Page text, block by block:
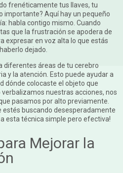
frenéticamente tus llaves, tu
importante? Aquí hay un pequeño
habla contigo mismo. Cuando
que la frustración se apodera de
expresar en voz alta lo que estás
dejado.
diferentes áreas de tu cerebro
y la atención. Esto puede ayudar a
dónde colocaste el objeto que
nuestras acciones, nos
pasamos por alto previamente.
estés buscando desesperadamente
esta técnica simple pero efectiva!
Mejorar la